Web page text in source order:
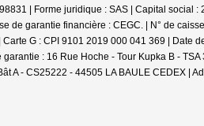
| Forme juridique : SAS | Capital social :
de garantie financière : CEGC. | N° de
G : CPI 9101 2019 000 041 369 | Date
: 16 Rue Hoche - Tour Kupka B -
A - CS25222 - 44505 LA BAULE CEDEX |